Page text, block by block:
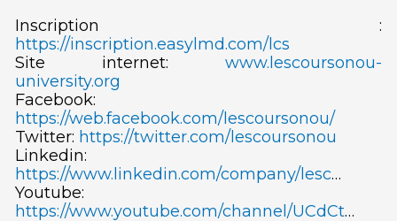
Inscription :
https://inscription.easylmd.com/lcs
Site internet: www.lescoursonou-
university.org
Facebook:
https://web.facebook.com/lescoursonou/
Twitter: https://twitter.com/lescoursonou
Linkedin:
https://www.linkedin.com/company/lesc…
Youtube:
https://www.youtube.com/channel/UCdCt…